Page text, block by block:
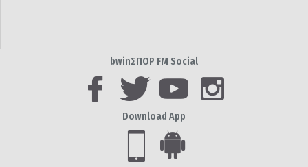
bwinΣΠΟΡ FM Social
Download App